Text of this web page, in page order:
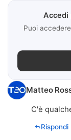
Accedi
Puoi
Matteo
C'è
Rispondi